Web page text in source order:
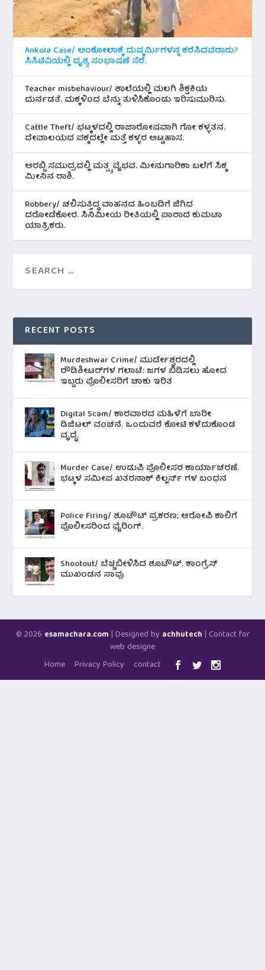
Ankola Case/ ಅಂಕೋಲಾಕ್ಕೆ ದುಷ್ಕರ್ಮಿಗಳನ್ನ ಕರೆಸಿದವರಾರು?
ಸಿಸಿಟಿವಿಯಲ್ಲಿ ದೃಶ್ಯ ಸಂಭಾಷಣೆ ಸೆರೆ.
Teacher misbehaviour/ ಶಾಲೆಯಲ್ಲಿ ಮಲಗಿ ಶಿಕ್ಷಕಿಯ
ದುರ್ನಡತೆ. ಮಕ್ಕಳಿಂದ ಬೆನ್ನು ತುಳಿಸಿಕೊಂಡು ಇರಿಸುಮುರಿಸು.
Cattle Theft/ ಭಟ್ಕಳದಲ್ಲಿ ರಾಜಾರೋಷವಾಗಿ ಗೋ ಕಳ್ಳತನ.
ದೇವಾಲಯದ ಪಕ್ಕದಲ್ಲೇ ಮತ್ತೆ ಕಳ್ಳರ ಅಟ್ಟಹಾಸ.
ಅರಬ್ಬಿ ಸಮುದ್ರದಲ್ಲಿ ಮತ್ಸ್ಯ ವೈಭವ. ಮೀನುಗಾರಿಕಾ ಬಲೆಗೆ ಸಿಕ್ಕ
ಮೀನಿನ‌ ರಾಶಿ.
Robbery/ ಚಲಿಸುತ್ತಿದ್ದ ವಾಹನದ ಹಿಂಬದಿಗೆ ಜಿಗಿದ
ದರೋಡೆಕೋರ. ಸಿನಿಮೀಯ ರೀತಿಯಲ್ಲಿ ಪಾರಾದ ಕುಮಟಾ
ಯಾತ್ರಿಕರು.
RECENT POSTS
Murdeshwar Crime/ ಮುರ್ಡೇಶ್ವರದಲ್ಲಿ
ರೌಡಿಶೀಟರ್‌ಗಳ ಗಲಾಟೆ: ಜಗಳ ಬಿಡಿಸಲು ಹೋದ
ಇಬ್ಬರು ಪೊಲೀಸರಿಗೆ ಚಾಕು ಇರಿತ
Digital Scam/ ಕಾರವಾರದ ಮಹಿಳೆಗೆ ಬಾರೀ
ಡಿಜಿಟಲ್ ವಂಚನೆ. ಒಂದುವರೆ ಕೋಟಿ ಕಳೆದುಕೊಂಡ
ವೃದ್ಧೆ.
Murder Case/ ಉಡುಪಿ ಪೊಲೀಸರ ಕಾರ್ಯಾಚರಣೆ.
ಭಟ್ಕಳ ಸಮೀಪ ಖತರನಾಕ್ ಕಿಲ್ಲರ್ಸ್ ಗಳ ಬಂಧನ
Police Firing/ ಶೂಟೌಟ್ ಪ್ರಕರಣ; ಆರೋಪಿ ಕಾಲಿಗೆ
ಪೊಲೀಸರಿಂದ ಫೈರಿಂಗ್.
Shootout/ ಬೆಚ್ಚಿಬೀಳಿಸಿದ ಶೂಟೌಟ್‌. ಕಾಂಗ್ರೆಸ್
ಮುಖಂಡನ ಸಾವು
© 2026 esamachara.com | Designed by achhutech | Contact for
web designe
Home
Privacy Policy contact